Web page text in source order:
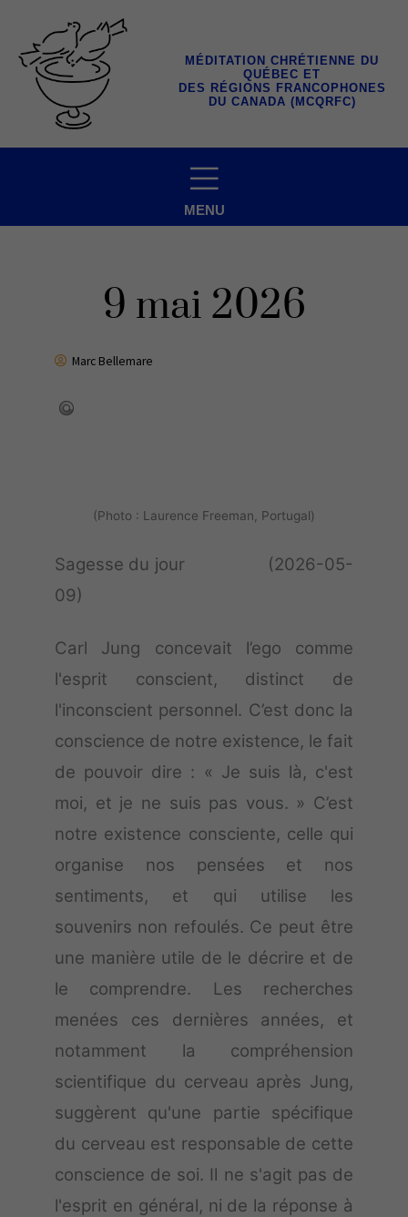
contenu
MÉDITATION CHRÉTIENNE DU
QUÉBEC ET
DES RÉGIONS FRANCOPHONES
DU CANADA (MCQRFC)
MENU
9 mai 2026
Marc Bellemare
(Photo : Laurence Freeman, Portugal)
Sagesse du jour (2026-05-
09)
Carl Jung concevait l’ego comme
l'esprit conscient, distinct de
l'inconscient personnel. C’est donc la
conscience de notre existence, le fait
de pouvoir dire : « Je suis là, c'est
moi, et je ne suis pas vous. » C’est
notre existence consciente, celle qui
organise nos pensées et nos
sentiments, et qui utilise les
souvenirs non refoulés. Ce peut être
une manière utile de le décrire et de
le comprendre. Les recherches
menées ces dernières années, et
notamment la compréhension
scientifique du cerveau après Jung,
suggèrent qu'une partie spécifique
du cerveau est responsable de cette
conscience de soi. Il ne s'agit pas de
l'esprit en général, ni de la réponse à